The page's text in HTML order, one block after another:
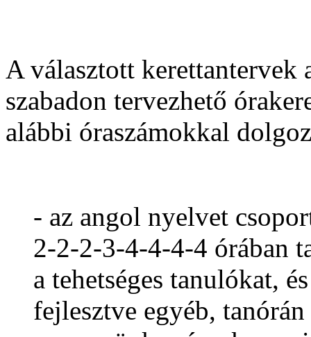
A választott kerettantervek
szabadon tervezhető
alábbi óraszámokkal
- az angol nyelvet
2-2-2-3-4-4-4-4 órában
a tehetséges tanulókat,
fejlesztve egyéb,